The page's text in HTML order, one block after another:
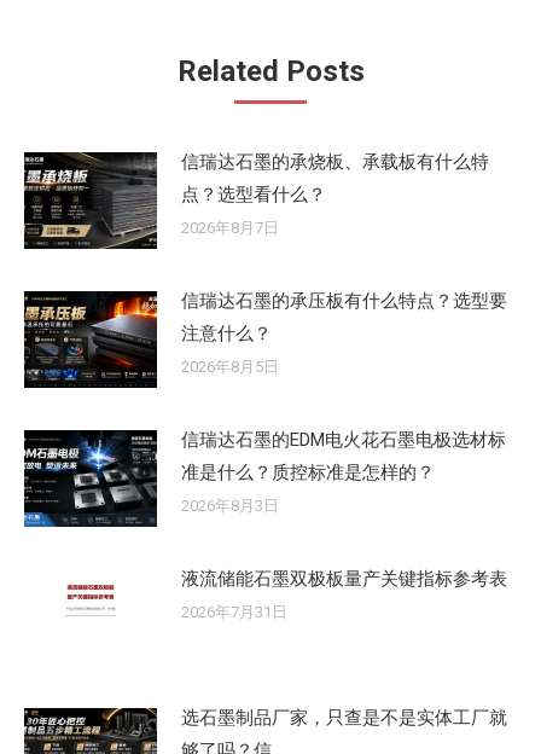
章：
Related Posts
信瑞达石墨的承烧板、承载板有什么特
点？选型看什么？
2026年8月7日
信瑞达石墨的承压板有什么特点？选型要
注意什么？
2026年8月5日
信瑞达石墨的EDM电火花石墨电极选材标
准是什么？质控标准是怎样的？
2026年8月3日
液流储能石墨双极板量产关键指标参考表
2026年7月31日
选石墨制品厂家，只查是不是实体工厂就